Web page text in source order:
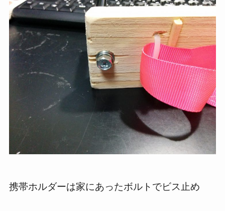
携帯ホルダーは家にあったボルトでビス止め